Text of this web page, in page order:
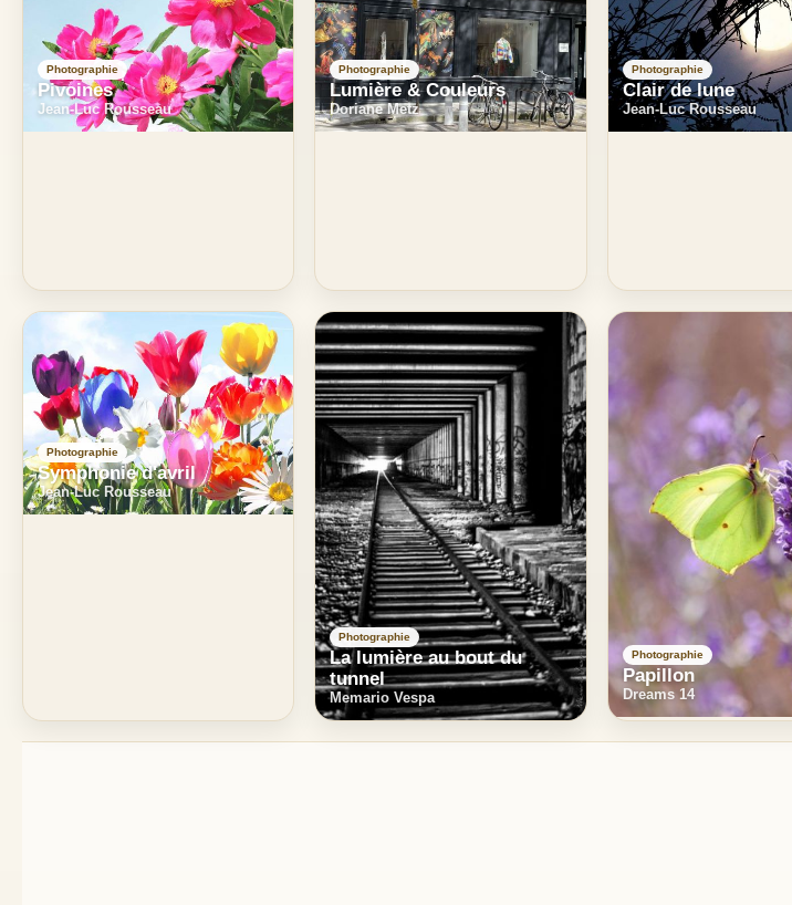
Photographie
Pivoines
Jean-Luc Rousseau
Photographie
Lumière & Couleurs
Doriane Metz
Photographie
Clair de lune
Jean-Luc Rousseau
Photographie
Symphonie d'avril
Jean-Luc Rousseau
Photographie
La lumière au bout du
tunnel
Memario Vespa
Photographie
Papillon
Dreams 14